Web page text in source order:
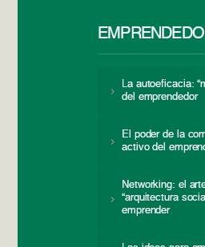
La autoeficacia:
del emprendedor
El poder de la
activo del
Networking: el
“arquitectura
emprender